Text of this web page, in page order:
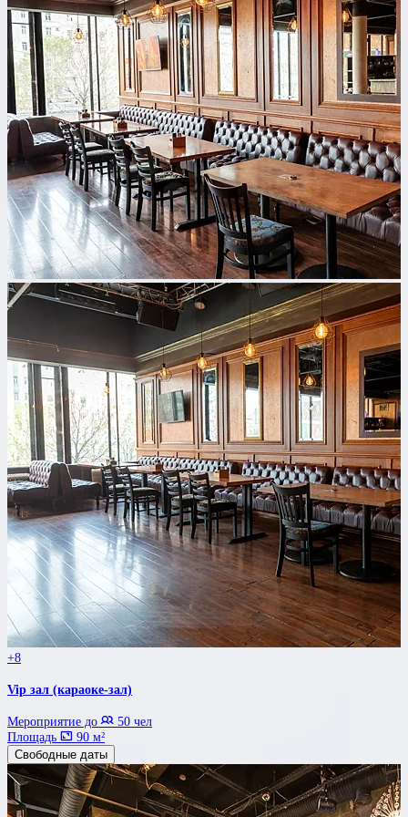
+8
Vip зал (караоке-зал)
Мероприятие до
50 чел
Площадь
90 м²
Свободные даты